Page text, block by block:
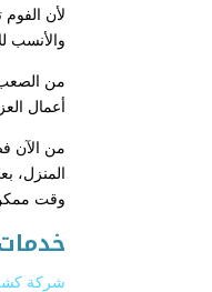
لأن
والأنسب
من
أعمال
من الآن
المنزل،
وقت
شركة